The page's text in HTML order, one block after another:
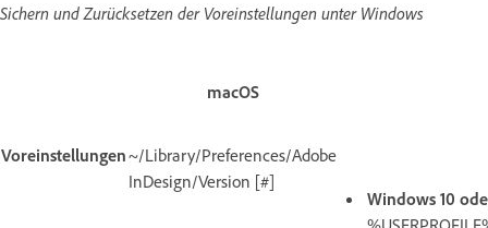
Sichern und Zurücksetzen der Voreinstellungen unter Windows
macOS
Voreinstellungen~/Library/Preferences/Adobe
InDesign/Version [#]
Windows 10